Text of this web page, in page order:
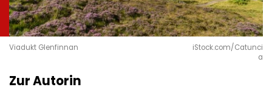
Viadukt Glenfinnan
iStock.com/Catunci
a
Zur Autorin